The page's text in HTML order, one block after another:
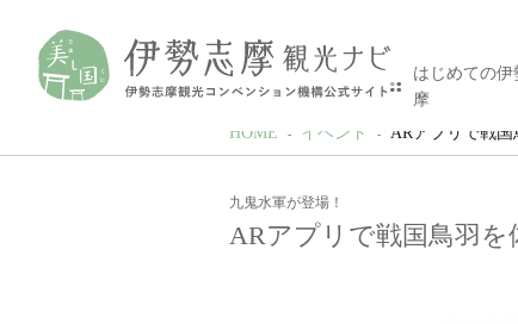
はじめての伊
摩
HOME イベント ARアプリで戦国
九鬼水軍が登場！
ARアプリで戦国鳥羽を